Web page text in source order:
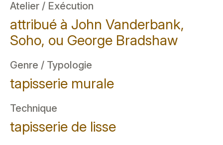
Atelier / Exécution
attribué à John Vanderbank,
Soho, ou George Bradshaw
Genre / Typologie
tapisserie murale
Technique
tapisserie de lisse